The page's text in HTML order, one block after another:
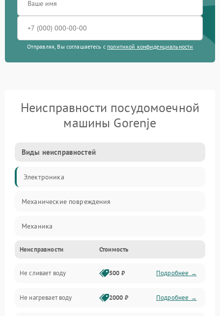
Отправляя, Вы соглашаетесь с политикой конфиденциальности
Неисправности посудомоечной
машины Gorenje
Виды неисправностей
Электроника
Механические повреждения
Механика
Управление
Электропитание
Датчики
Неисправности Стоимость
Не сливает воду 500 ₽ Подробнее →
Не нагревает воду 2000 ₽ Подробнее →